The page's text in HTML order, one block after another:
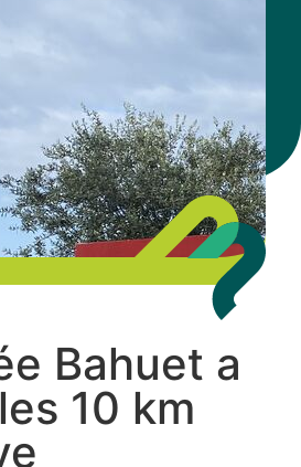
Bahuet a
10 km